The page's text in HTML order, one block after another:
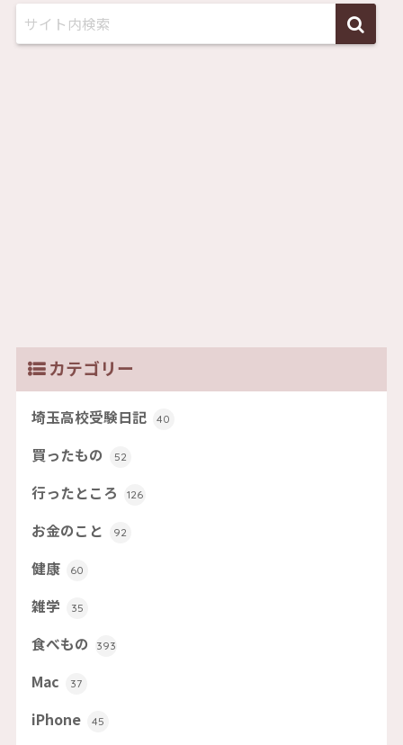
カテゴリー
埼玉高校受験日記 40
買ったもの 52
行ったところ 126
お金のこと 92
健康 60
雑学 35
食べもの 393
Mac 37
iPhone 45